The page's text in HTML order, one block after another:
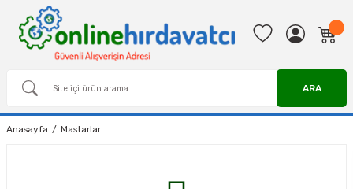
ARA
Anasayfa Mastarlar